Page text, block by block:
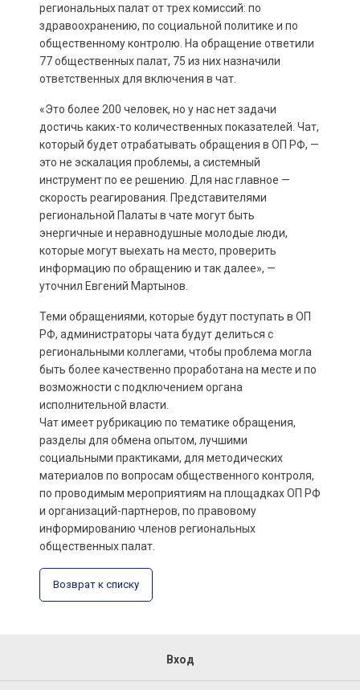
региональных палат от трех комиссий: по
здравоохранению, по социальной политике и по
общественному контролю. На обращение ответили
77 общественных палат, 75 из них назначили
ответственных для включения в чат.
«Это более 200 человек, но у нас нет задачи
достичь каких-то количественных показателей. Чат,
который будет отрабатывать обращения в ОП РФ, —
это не эскалация проблемы, а системный
инструмент по ее решению. Для нас главное —
скорость реагирования. Представителями
региональной Палаты в чате могут быть
энергичные и неравнодушные молодые люди,
которые могут выехать на место, проверить
информацию по обращению и так далее», —
уточнил Евгений Мартынов.
Теми обращениями, которые будут поступать в ОП
РФ, администраторы чата будут делиться с
региональными коллегами, чтобы проблема могла
быть более качественно проработана на месте и по
возможности с подключением органа
исполнительной власти.
Чат имеет рубрикацию по тематике обращения,
разделы для обмена опытом, лучшими
социальными практиками, для методических
материалов по вопросам общественного контроля,
по проводимым мероприятиям на площадках ОП РФ
и организаций-партнеров, по правовому
информированию членов региональных
общественных палат.
Возврат к списку
Вход